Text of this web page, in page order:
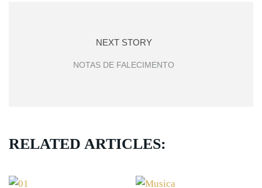
NEXT STORY
NOTAS DE FALECIMENTO
RELATED ARTICLES: